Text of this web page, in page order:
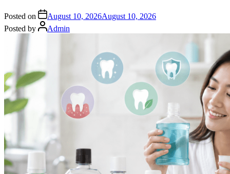
Posted on August 10, 2026August 10, 2026
Posted by
Admin